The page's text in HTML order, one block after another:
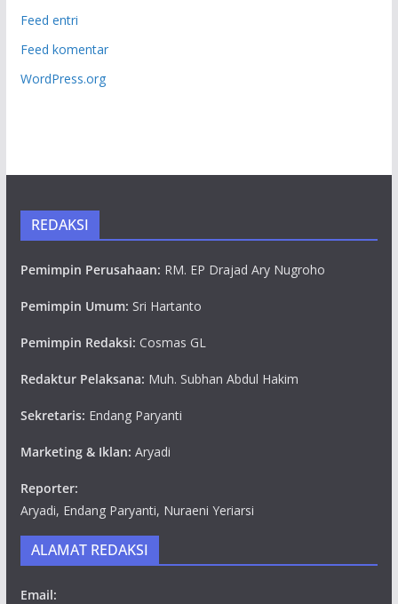
Feed entri
Feed komentar
WordPress.org
REDAKSI
Pemimpin Perusahaan: RM. EP Drajad Ary Nugroho
Pemimpin Umum: Sri Hartanto
Pemimpin Redaksi: Cosmas GL
Redaktur Pelaksana: Muh. Subhan Abdul Hakim
Sekretaris: Endang Paryanti
Marketing & Iklan: Aryadi
Reporter:
Aryadi, Endang Paryanti, Nuraeni Yeriarsi
ALAMAT REDAKSI
Email: